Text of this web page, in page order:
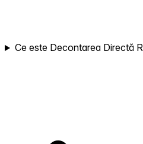
Ce este Decontarea Directă